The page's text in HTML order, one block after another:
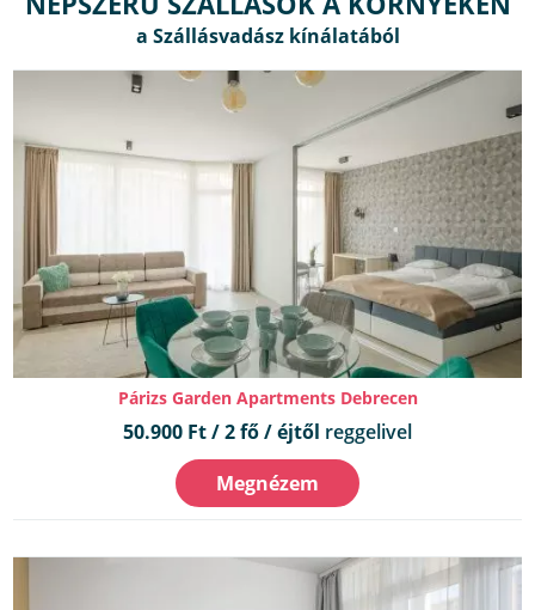
Párizs Garden Apartments Debrecen
50.900 Ft / 2 fő / éjtől reggelivel
Megnézem